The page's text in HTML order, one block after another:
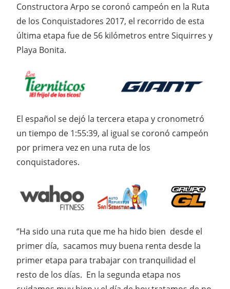
Constructora Arpo se coronó campeón en la Ruta
de los Conquistadores 2017, el recorrido de esta
última etapa fue de 56 kilómetros entre Siquirres y
Playa Bonita.
El español se dejó la tercera etapa y cronometró
un tiempo de 1:55:39, al igual se coronó campeón
por primera vez en una ruta de los
conquistadores.
‘’Ha sido una ruta que me ha hido bien desde el
primer día, sacamos muy buena renta desde la
primer etapa para trabajar con tranquilidad el
resto de los días. En la segunda etapa nos